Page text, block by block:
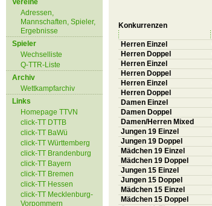
Vereine
Adressen,
Mannschaften, Spieler,
Ergebnisse
Spieler
Wechselliste
Q-TTR-Liste
Archiv
Wettkampfarchiv
Links
Homepage TTVN
click-TT DTTB
click-TT BaWü
click-TT Württemberg
click-TT Brandenburg
click-TT Bayern
click-TT Bremen
click-TT Hessen
click-TT Mecklenburg-
Vorpommern
Konkurrenzen
Herren Einzel
Herren Doppel
Herren Einzel
Herren Doppel
Herren Einzel
Herren Doppel
Damen Einzel
Damen Doppel
Damen/Herren Mixed
Jungen 19 Einzel
Jungen 19 Doppel
Mädchen 19 Einzel
Mädchen 19 Doppel
Jungen 15 Einzel
Jungen 15 Doppel
Mädchen 15 Einzel
Mädchen 15 Doppel